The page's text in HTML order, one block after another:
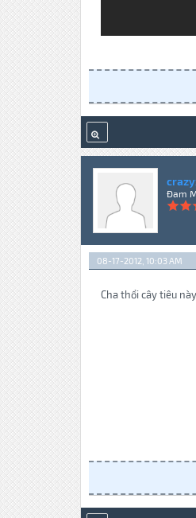
Đam
08-17-2012, 10:03 AM
Cha thổi cây tiêu